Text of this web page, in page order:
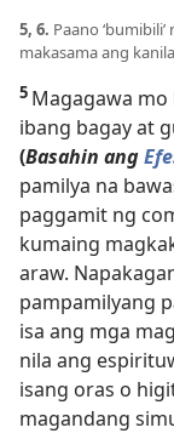
5, 6. Paano
makasama ang
5 Magagawa mo
ibang bagay at
(Basahin ang
pamilya na
paggamit ng
kumaing
araw.
pampamilyang
isa ang mga
nila ang
isang oras o
magandang